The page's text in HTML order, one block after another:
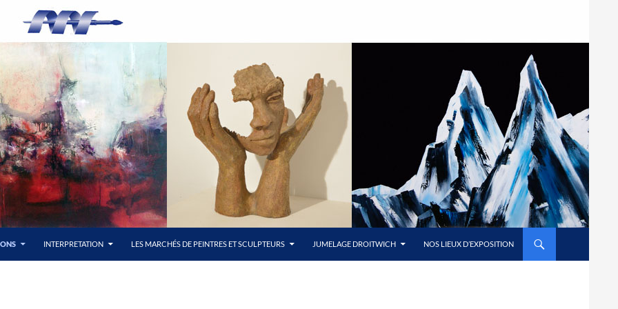
INTERPRETATION LES MARCHÉS DE PEINTRES ET SCULPTEURS JUMELAGE DROITWICH NOS LIEUX D’EXPOSITION